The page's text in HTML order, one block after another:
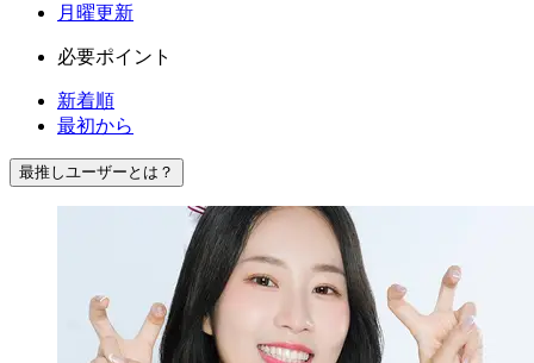
月曜更新
必要ポイント
新着順
最初から
最推しユーザーとは？